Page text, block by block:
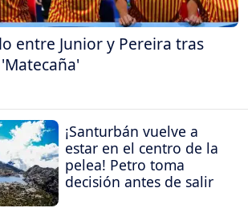
entre Junior y Pereira tras
¡Santurbán vuelve a
estar en el centro de la
pelea! Petro toma
decisión antes de salir